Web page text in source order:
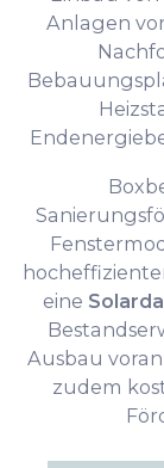
Anlagen
eine
Ausbau
zudem